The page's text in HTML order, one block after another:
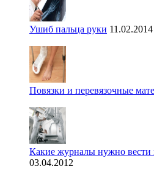
Ушиб пальца руки 11.02.2014
Повязки и перевязочные
Какие журналы нужно вести
03.04.2012